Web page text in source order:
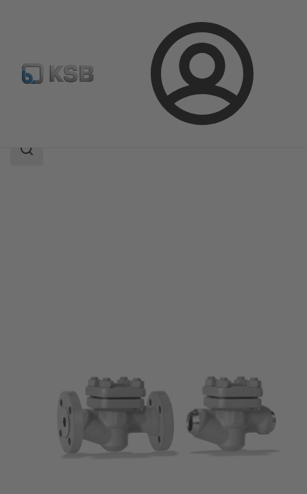
Prijava
NORI 160 RXL/RXS
področje